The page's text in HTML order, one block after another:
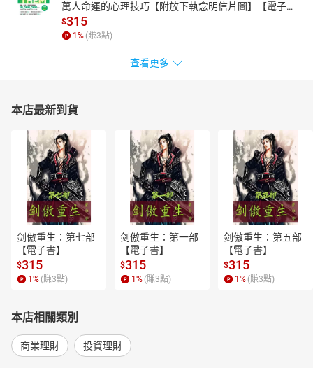
數位發展部
黃彥男 數位發展部 部長
呂正華 數位發展部 數位產業署 署長
經濟部
楊志清 經濟部 產業發展署 署長
邱求慧 經濟部 產業技術司 司長
學術界
許輝煌 淡江大學 學術副校長
郭耀煌 成功大學 副校長
簡禎富 清華大學 執行副校長
廖弘源 中央研究院資訊科學研究所 所長
產業協會
邱月香 全球數位產業聯盟協進會 理事長
卓政宏 資策會 執行長
萬人命運的心理技巧【附放下執念明信片圖】【電子
書】
$315
1 % (賺3點)
查看更多
本店最新到貨
剑傲重生：第七部
【電子書】
$315
1 % (賺3點)
剑傲重生：第一部
【電子書】
$315
1 % (賺3點)
剑傲重生：第五部
【電子書】
$315
1 % (賺3點)
本店相關類別
商業理財 投資理財